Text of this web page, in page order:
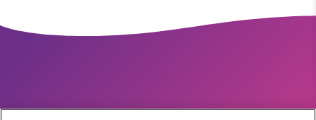
SMB kämpar för en hållbar framtid. Sedan
starten 2010 har vår ideella redaktion drivit
vill hjälpa oss.